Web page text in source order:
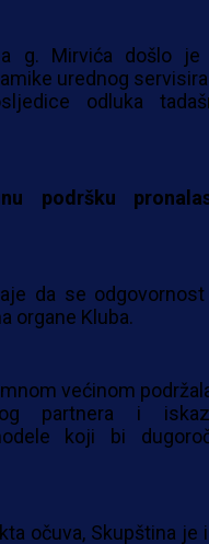
g. Mirvića došlo je
urednog
odluka
podršku
da se
organe Kluba.
većinom
partnera i
koji bi
očuva, Skupština je